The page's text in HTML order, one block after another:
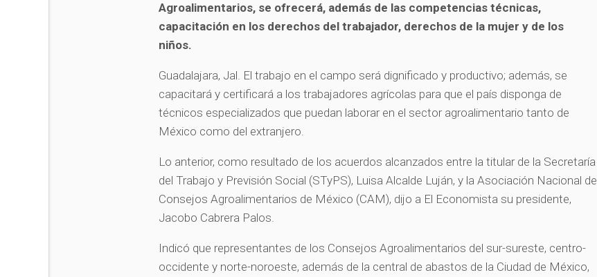
Agroalimentarios, se ofrecerá, además de las competencias técnicas,
capacitación en los derechos del trabajador, derechos de la mujer y de los
niños.
Guadalajara, Jal. El trabajo en el campo será dignificado y productivo; además, se
capacitará y certificará a los trabajadores agrícolas para que el país disponga de
técnicos especializados que puedan laborar en el sector agroalimentario tanto de
México como del extranjero.
Lo anterior, como resultado de los acuerdos alcanzados entre la titular de la Secretaría
del Trabajo y Previsión Social (STyPS), Luisa Alcalde Luján, y la Asociación Nacional de
Consejos Agroalimentarios de México (CAM), dijo a El Economista su presidente,
Jacobo Cabrera Palos.
Indicó que representantes de los Consejos Agroalimentarios del sur-sureste, centro-
occidente y norte-noroeste, además de la central de abastos de la Ciudad de México,